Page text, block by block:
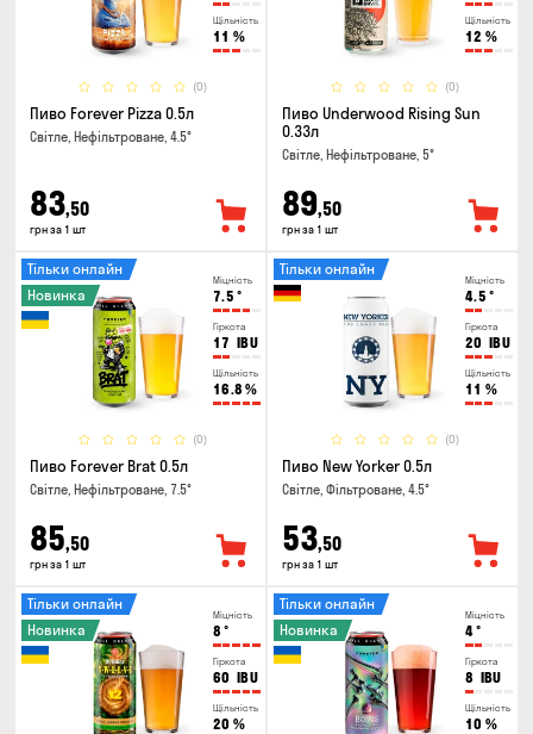
Щільність
11 %
(0)
Пиво Forever Pizza 0.5л
Світле, Нефільтроване, 4.5°
83,50
грн за 1 шт
Щільність
12 %
(0)
Пиво Underwood Rising Sun
0.33л
Світле, Нефільтроване, 5°
89,50
грн за 1 шт
Міцність
7.5 °
Гіркота
17 IBU
Щільність
16.8 %
(0)
Тільки онлайн
Новинка
Пиво Forever Brat 0.5л
Світле, Нефільтроване, 7.5°
85,50
грн за 1 шт
Міцність
4.5 °
Гіркота
20 IBU
Щільність
11 %
(0)
Тільки онлайн
Пиво New Yorker 0.5л
Світле, Фільтроване, 4.5°
53,50
грн за 1 шт
Міцність
8 °
Гіркота
60 IBU
Щільність
20 %
Тільки онлайн
Новинка
Міцність
4°
Гіркота
8 IBU
Щільність
10 %
Тільки онлайн
Новинка